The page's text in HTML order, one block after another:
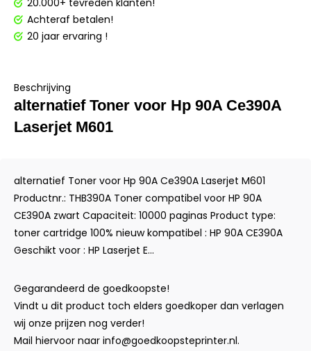
20.000+ tevreden klanten!
Achteraf betalen!
20 jaar ervaring !
Beschrijving
alternatief Toner voor Hp 90A Ce390A
Laserjet M601
alternatief Toner voor Hp 90A Ce390A Laserjet M601
Productnr.: THB390A Toner compatibel voor HP 90A
CE390A zwart Capaciteit: 10000 paginas Product type:
toner cartridge 100% nieuw kompatibel : HP 90A CE390A
Geschikt voor : HP Laserjet E...
Gegarandeerd de goedkoopste!
Vindt u dit product toch elders goedkoper dan verlagen
wij onze prijzen nog verder!
Mail hiervoor naar info@goedkoopsteprinter.nl.